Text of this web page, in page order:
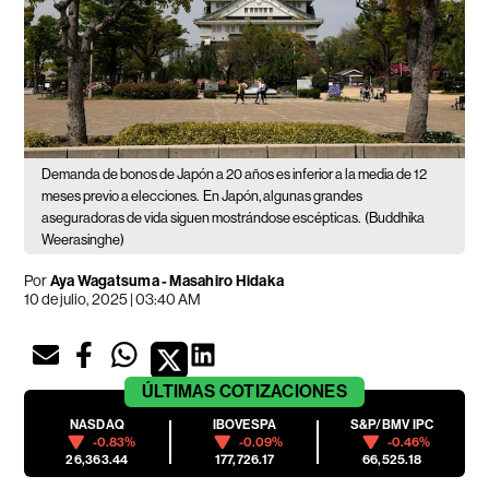
Demanda de bonos de Japón a 20 años es inferior a la media de 12
meses previo a elecciones. En Japón, algunas grandes
aseguradoras de vida siguen mostrándose escépticas. (Buddhika
Weerasinghe)
PorAya Wagatsuma - Masahiro Hidaka
10 de julio, 2025 | 03:40 AM
ÚLTIMAS COTIZACIONES
NASDAQ
-0.83%
26,363.44
IBOVESPA
-0.09%
177,726.17
S&P/BMV IPC
-0.46%
66,525.18